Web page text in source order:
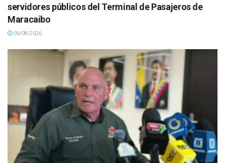
servidores públicos del Terminal de Pasajeros de
Maracaibo
06/08/2026